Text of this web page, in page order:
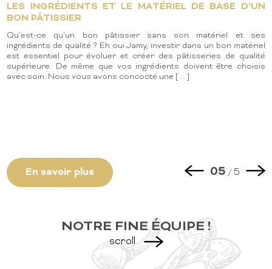
En savoir plus 01 / 5
En savoir plus 02 / 5
En savoir plus 03 / 5
En savoir plus 04 / 5
LES INGRÉDIENTS ET LE MATÉRIEL DE BASE D'UN
BON PÂTISSIER
Qu’est-ce qu’un bon pâtissier sans son matériel et ses
ingrédients de qualité ? Eh oui Jamy, investir dans un bon matériel
est essentiel pour évoluer et créer des pâtisseries de qualité
supérieure. De même que vos ingrédients doivent être choisis
avec soin. Nous vous avons concocté une [ ... ]
En savoir plus 05 / 5
NOTRE FINE ÉQUIPE !
scroll